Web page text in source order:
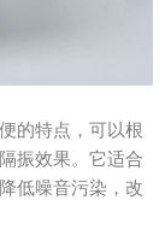
的特点，可以根
振效果。它适合
低噪音污染，改